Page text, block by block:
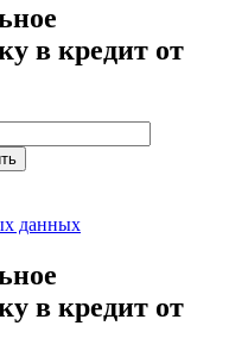
в кредит от
данных
в кредит от